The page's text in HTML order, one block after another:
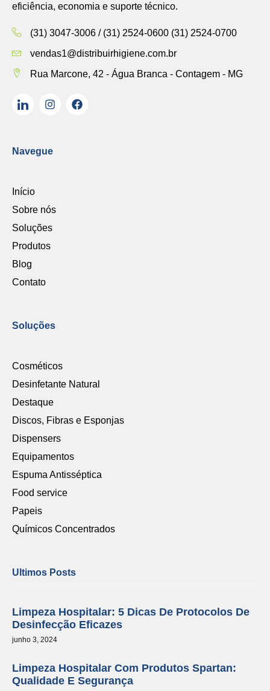
eficiência, economia e suporte técnico.
(31) 3047-3006 / (31) 2524-0600 (31) 2524-0700
vendas1@distribuirhigiene.com.br
Rua Marcone, 42 - Água Branca - Contagem - MG
Navegue
Início
Sobre nós
Soluções
Produtos
Blog
Contato
Soluções
Cosméticos
Desinfetante Natural
Destaque
Discos, Fibras e Esponjas
Dispensers
Equipamentos
Espuma Antisséptica
Food service
Papeis
Químicos Concentrados
Ultimos Posts
Limpeza Hospitalar: 5 Dicas De Protocolos De
Desinfecção Eficazes
junho 3, 2024
Limpeza Hospitalar Com Produtos Spartan:
Qualidade E Segurança